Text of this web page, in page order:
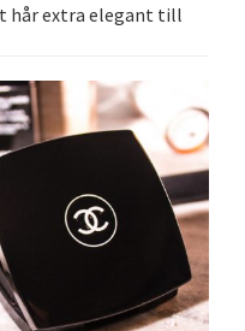
hår extra elegant till